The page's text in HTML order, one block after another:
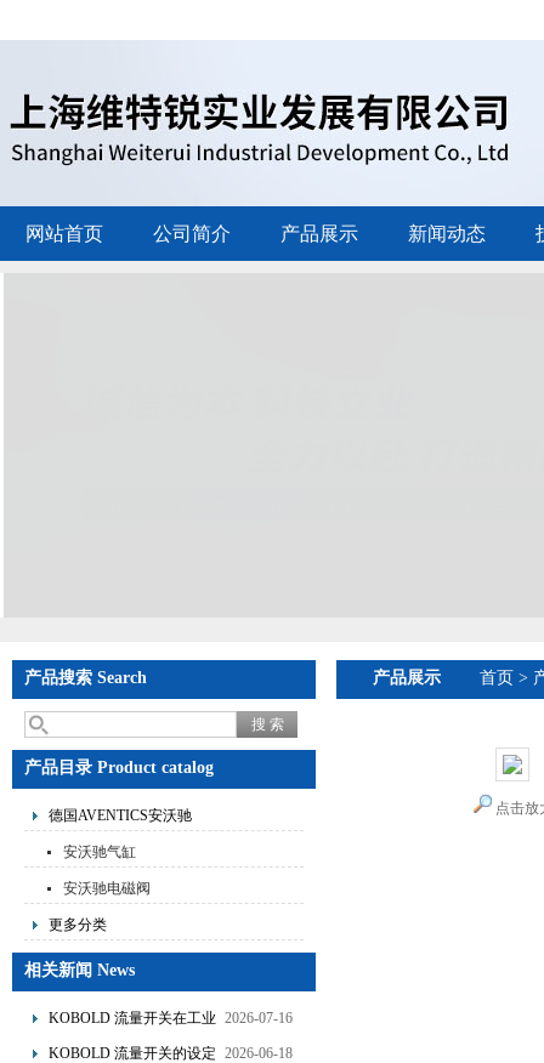
网站首页 公司简介 产品展示 新闻动态
产品搜索 Search
产品目录 Product catalog
德国AVENTICS安沃驰
安沃驰气缸
安沃驰电磁阀
更多分类
相关新闻 News
KOBOLD 流量开关在工业
管道水流量监测中的应用
2026-07-16
KOBOLD 流量开关的设定 2026-06-18
产品展示 首页 >
点击放